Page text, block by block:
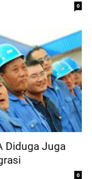
0
Diduga Juga
0